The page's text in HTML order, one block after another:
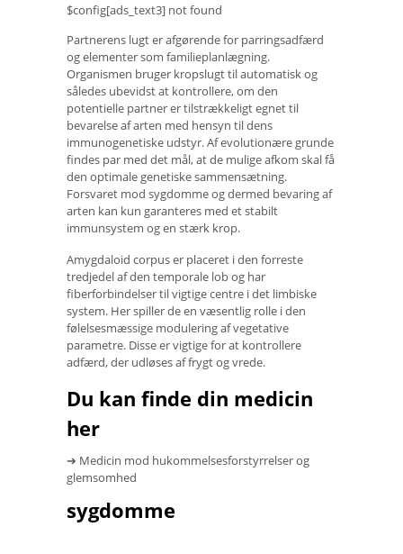
$config[ads_text3] not found
Partnerens lugt er afgørende for parringsadfærd
og elementer som familieplanlægning.
Organismen bruger kropslugt til automatisk og
således ubevidst at kontrollere, om den
potentielle partner er tilstrækkeligt egnet til
bevarelse af arten med hensyn til dens
immunogenetiske udstyr. Af evolutionære grunde
findes par med det mål, at de mulige afkom skal få
den optimale genetiske sammensætning.
Forsvaret mod sygdomme og dermed bevaring af
arten kan kun garanteres med et stabilt
immunsystem og en stærk krop.
Amygdaloid corpus er placeret i den forreste
tredjedel af den temporale lob og har
fiberforbindelser til vigtige centre i det limbiske
system. Her spiller de en væsentlig rolle i den
følelsesmæssige modulering af vegetative
parametre. Disse er vigtige for at kontrollere
adfærd, der udløses af frygt og vrede.
Du kan finde din medicin
her
➔ Medicin mod hukommelsesforstyrrelser og
glemsomhed
sygdomme